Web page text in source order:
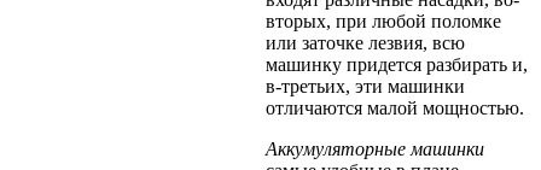
вторых, при любой поломке
или заточке лезвия, всю
машинку придется разбирать и,
в-третьих, эти машинки
отличаются малой мощностью.
Аккумуляторные машинки